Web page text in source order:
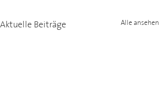
Aktuelle Beiträge Alle ansehen